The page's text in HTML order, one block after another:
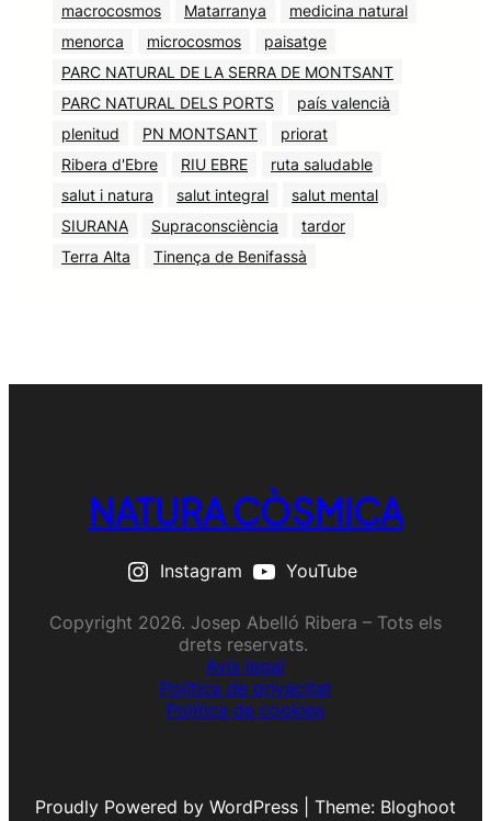
macrocosmos
Matarranya
medicina natural
menorca
microcosmos
paisatge
PARC NATURAL DE LA SERRA DE MONTSANT
PARC NATURAL DELS PORTS
país valencià
plenitud
PN MONTSANT
priorat
Ribera d'Ebre
RIU EBRE
ruta saludable
salut i natura
salut integral
salut mental
SIURANA
Supraconsciència
tardor
Terra Alta
Tinença de Benifassà
NATURA CÒSMICA
Instagram YouTube
Copyright 2026. Josep Abelló Ribera – Tots els
drets reservats.
Avís legal
Política de privacitat
Política de cookies
Proudly Powered by WordPress | Theme: Bloghoot